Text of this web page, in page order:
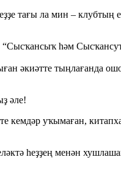
тағы ла мин – клубтың
һәм
әкиәтте тыңлағанда ошо
әле!
кемдәр уҡымаған,
һеҙҙең менән